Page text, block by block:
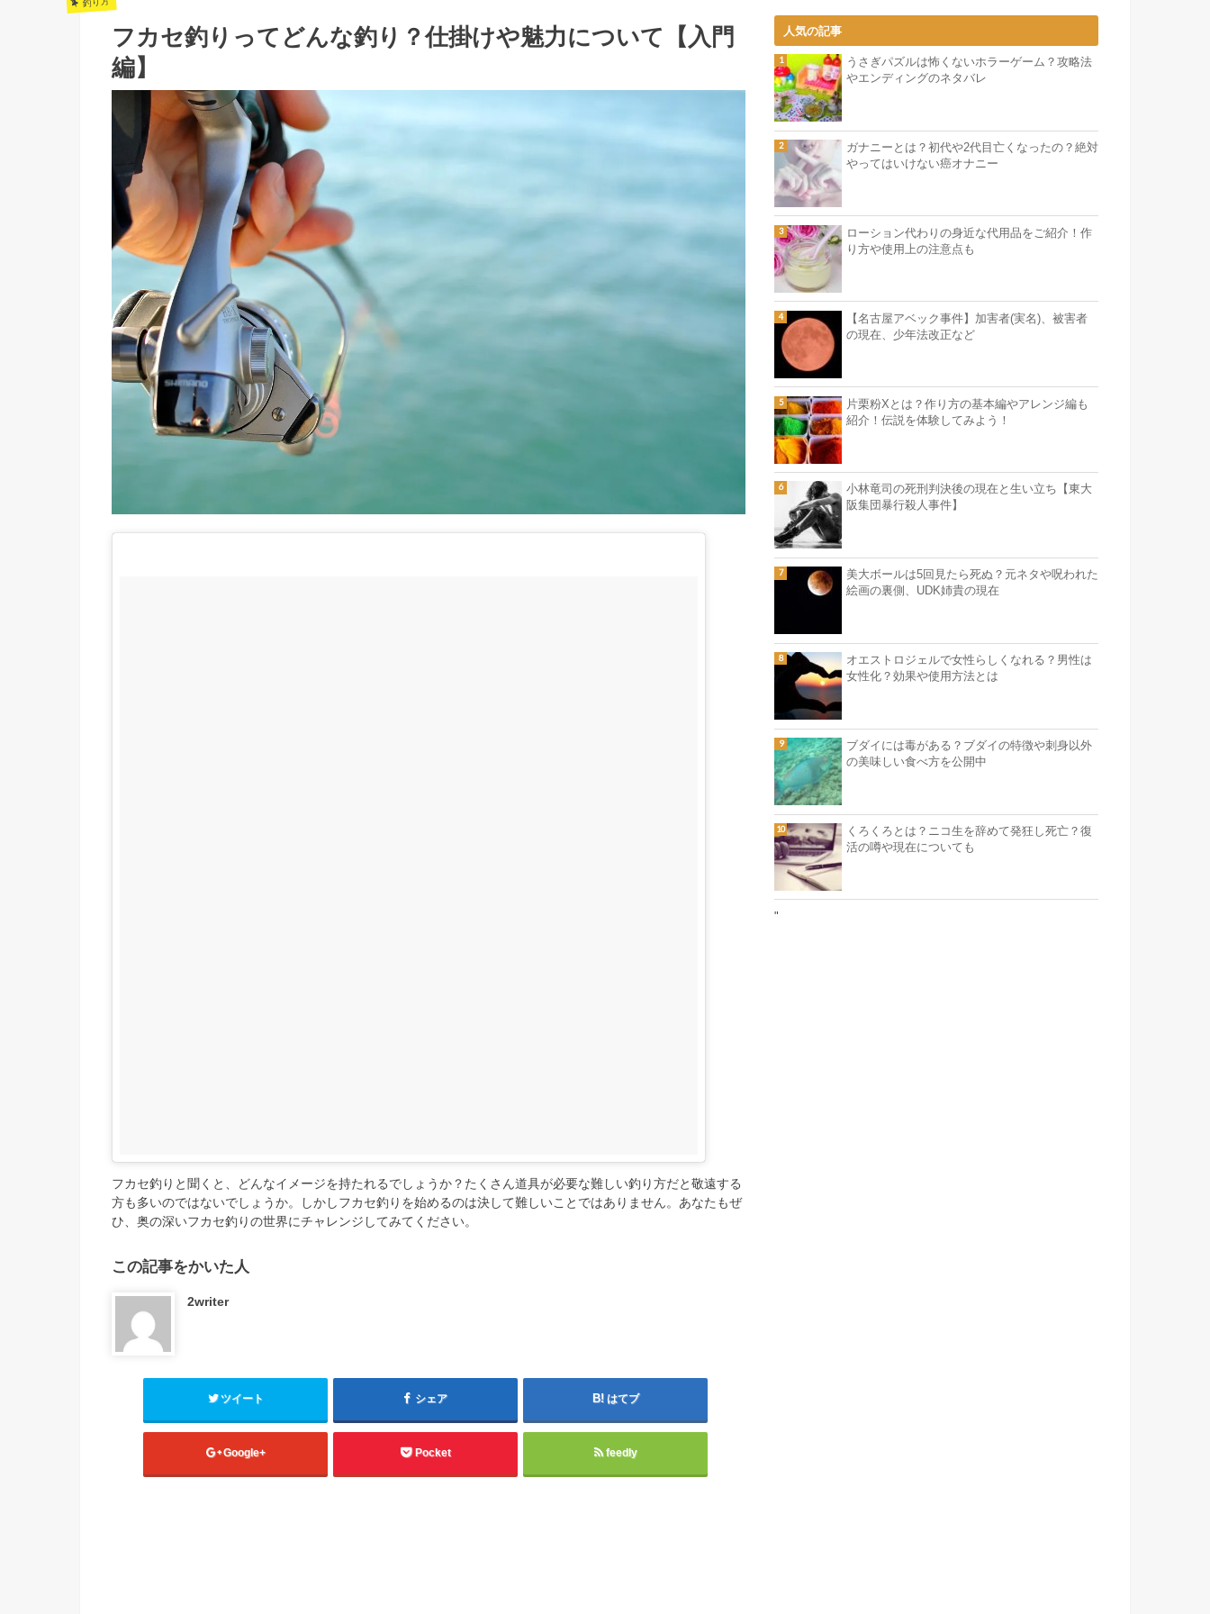
フカセ釣りってどんな釣り？仕掛けや魅力について【入門
編】
フカセ釣りと聞くと、どんなイメージを持たれるでしょうか？たくさん道具が必要な難しい釣り方だと敬遠する
方も多いのではないでしょうか。しかしフカセ釣りを始めるのは決して難しいことではありません。あなたもぜ
ひ、奥の深いフカセ釣りの世界にチャレンジしてみてください。
この記事をかいた人
2writer
ツイート シェア はてブ
Google+ Pocket feedly
人気の記事
うさぎパズルは怖くないホラーゲーム？攻略法
やエンディングのネタバレ
ガナニーとは？初代や2代目亡くなったの？絶対
やってはいけない癌オナニー
ローション代わりの身近な代用品をご紹介！作
り方や使用上の注意点も
【名古屋アベック事件】加害者(実名)、被害者
の現在、少年法改正など
片栗粉Xとは？作り方の基本編やアレンジ編も
紹介！伝説を体験してみよう！
小林竜司の死刑判決後の現在と生い立ち【東大
阪集団暴行殺人事件】
美大ボールは5回見たら死ぬ？元ネタや呪われた
絵画の裏側、UDK姉貴の現在
オエストロジェルで女性らしくなれる？男性は
女性化？効果や使用方法とは
ブダイには毒がある？ブダイの特徴や刺身以外
の美味しい食べ方を公開中
くろくろとは？ニコ生を辞めて発狂し死亡？復
活の噂や現在についても
"